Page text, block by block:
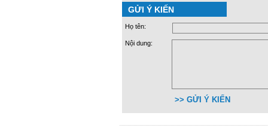
GỬI Ý KIẾN
Họ tên:
Nội dung:
>> GỬI Ý KIẾN